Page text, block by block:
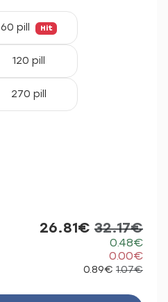
60 pill Hit
120 pill
270 pill
26.81€ 32.17€
0.48€
0.00€
0.89€ 1.07€